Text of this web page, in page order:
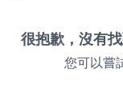
很抱歉，沒有
您可以嘗